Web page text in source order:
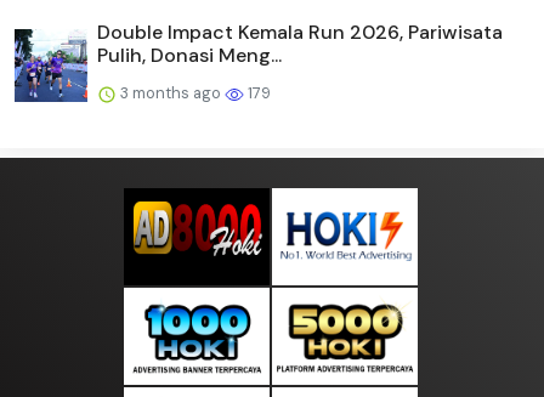
Double Impact Kemala Run 2026, Pariwisata
Pulih, Donasi Meng...
3 months ago 179